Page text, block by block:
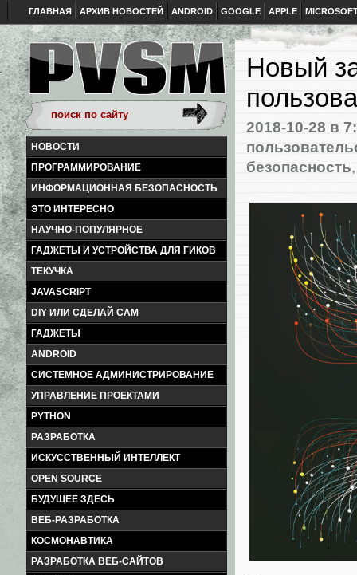
ГЛАВНАЯ АРХИВ НОВОСТЕЙ ANDROID GOOGLE APPLE
НОВОСТИ
ПРОГРАММИРОВАНИЕ
ИНФОРМАЦИОННАЯ БЕЗОПАСНОСТЬ
ЭТО ИНТЕРЕСНО
НАУЧНО-ПОПУЛЯРНОЕ
ГАДЖЕТЫ И УСТРОЙСТВА ДЛЯ ГИКОВ
ТЕКУЧКА
JAVASCRIPT
DIY ИЛИ СДЕЛАЙ САМ
ГАДЖЕТЫ
ANDROID
СИСТЕМНОЕ АДМИНИСТРИРОВАНИЕ
УПРАВЛЕНИЕ ПРОЕКТАМИ
PYTHON
РАЗРАБОТКА
ИСКУССТВЕННЫЙ ИНТЕЛЛЕКТ
OPEN SOURCE
БУДУЩЕЕ ЗДЕСЬ
ВЕБ-РАЗРАБОТКА
КОСМОНАВТИКА
РАЗРАБОТКА ВЕБ-САЙТОВ
Новый
2018-10-28 в
безопасность